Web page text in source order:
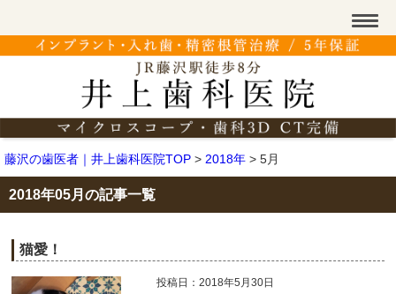
藤沢の歯医者｜井上歯科医院TOP > 2018年 > 5月
2018年05月の記事一覧
猫愛！
投稿日：2018年5月30日